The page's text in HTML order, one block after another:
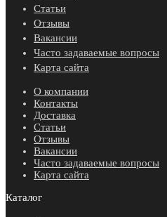
Статьи
Отзывы
Вакансии
Часто задаваемые вопросы
Карта сайта
О компании
Контакты
Доставка
Статьи
Отзывы
Вакансии
Часто задаваемые вопросы
Карта сайта
Каталог